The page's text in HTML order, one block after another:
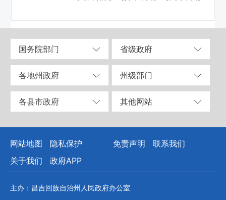
国务院部门 省级政府
各地州政府 州级部门
各县市政府 其他网站
网站地图 隐私保护 免责声明
联系我们
关于我们
政府APP
主办：昌吉回族自治州人民政府办公室